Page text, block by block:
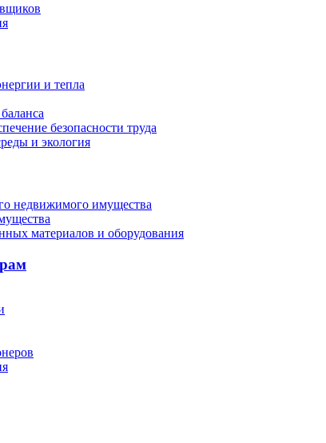
и тепла
безопасности труда
и экология
недвижимого имущества
материалов и оборудования